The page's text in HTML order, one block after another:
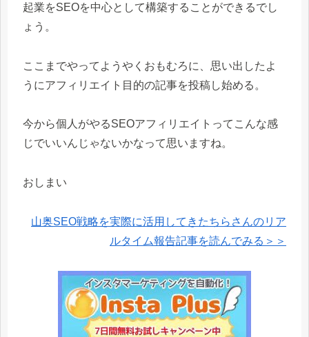
起業をSEOを中心として構築することができるでし
ょう。
ここまでやってようやくおもむろに、思い出したよ
うにアフィリエイト目的の記事を投稿し始める。
今から個人がやるSEOアフィリエイトってこんな感
じでいいんじゃないかなって思いますね。
おしまい
山奥SEO戦略を実際に活用してきたちらさんのリア
ルタイム報告記事を読んでみる＞＞